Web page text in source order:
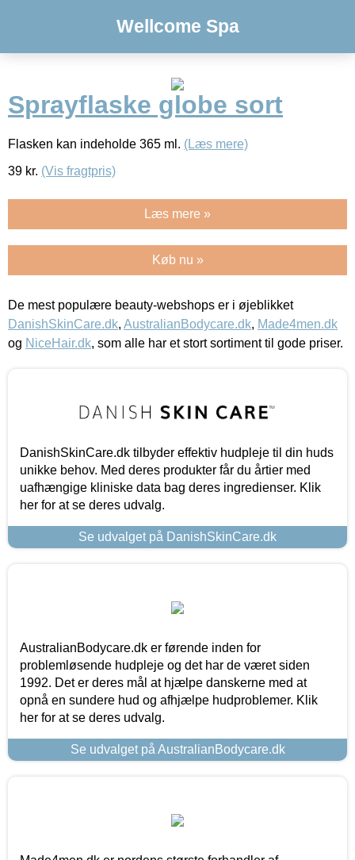
Wellcome Spa
Sprayflaske globe sort
Flasken kan indeholde 365 ml. (Læs mere)
39 kr. (Vis fragtpris)
Læs mere »
Køb nu »
De mest populære beauty-webshops er i øjeblikket
DanishSkinCare.dk, AustralianBodycare.dk, Made4men.dk
og NiceHair.dk, som alle har et stort sortiment til gode priser.
DanishSkinCare.dk tilbyder effektiv hudpleje til din huds
unikke behov. Med deres produkter får du årtier med
uafhængige kliniske data bag deres ingredienser. Klik
her for at se deres udvalg.
Se udvalget på DanishSkinCare.dk
AustralianBodycare.dk er førende inden for
problemløsende hudpleje og det har de været siden
1992. Det er deres mål at hjælpe danskerne med at
opnå en sundere hud og afhjælpe hudproblemer. Klik
her for at se deres udvalg.
Se udvalget på AustralianBodycare.dk